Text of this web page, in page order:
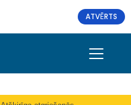
ATVĒRTS